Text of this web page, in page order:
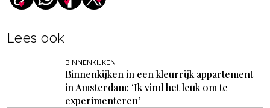
Lees ook
BINNENKIJKEN
Binnenkijken in een kleurrijk appartement
in Amsterdam: ‘Ik vind het leuk om te
experimenteren’